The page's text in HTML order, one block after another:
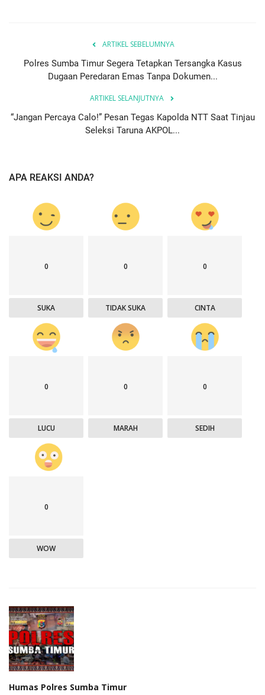
ARTIKEL SEBELUMNYA
Polres Sumba Timur Segera Tetapkan Tersangka Kasus
Dugaan Peredaran Emas Tanpa Dokumen...
ARTIKEL SELANJUTNYA
“Jangan Percaya Calo!” Pesan Tegas Kapolda NTT Saat Tinjau
Seleksi Taruna AKPOL...
APA REAKSI ANDA?
0
SUKA
0
TIDAK SUKA
0
CINTA
0
LUCU
0
MARAH
0
SEDIH
0
WOW
Humas Polres Sumba Timur